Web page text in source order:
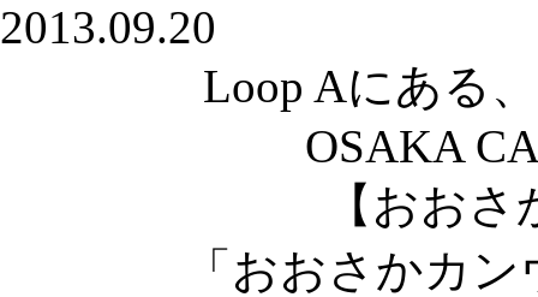
2013.09.20
Loop Aにある
OSAKA
【おお
「おおさかカ